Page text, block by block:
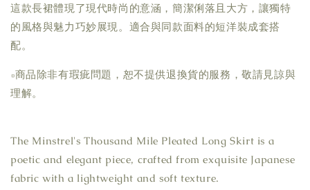
這款長裙體現了現代時尚的意涵，簡潔俐落且大方，讓獨特
的風格與魅力巧妙展現。適合與同款面料的短洋裝成套搭
配。
▫商品除非有瑕疵問題，恕不提供退換貨的服務，敬請見諒與
理解。
The Minstrel's Thousand Mile Pleated Long Skirt is a
poetic and elegant piece, crafted from exquisite Japanese
fabric with a lightweight and soft texture.